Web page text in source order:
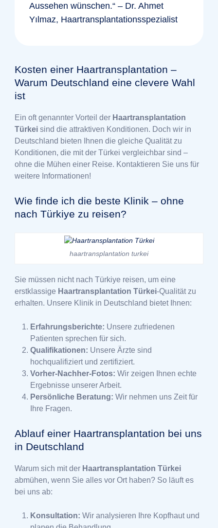
Aussehen wünschen.“ – Dr. Ahmet
Yılmaz, Haartransplantationsspezialist
Kosten einer Haartransplantation –
Warum Deutschland eine clevere Wahl
ist
Ein oft genannter Vorteil der Haartransplantation
Türkei sind die attraktiven Konditionen. Doch wir in
Deutschland bieten Ihnen die gleiche Qualität zu
Konditionen, die mit der Türkei vergleichbar sind –
ohne die Mühen einer Reise. Kontaktieren Sie uns für
weitere Informationen!
Wie finde ich die beste Klinik – ohne
nach Türkiye zu reisen?
haartransplantation turkei
Sie müssen nicht nach Türkiye reisen, um eine
erstklassige Haartransplantation Türkei-Qualität zu
erhalten. Unsere Klinik in Deutschland bietet Ihnen:
Erfahrungsberichte: Unsere zufriedenen
Patienten sprechen für sich.
Qualifikationen: Unsere Ärzte sind
hochqualifiziert und zertifiziert.
Vorher-Nachher-Fotos: Wir zeigen Ihnen echte
Ergebnisse unserer Arbeit.
Persönliche Beratung: Wir nehmen uns Zeit für
Ihre Fragen.
Ablauf einer Haartransplantation bei uns
in Deutschland
Warum sich mit der Haartransplantation Türkei
abmühen, wenn Sie alles vor Ort haben? So läuft es
bei uns ab:
Konsultation: Wir analysieren Ihre Kopfhaut und